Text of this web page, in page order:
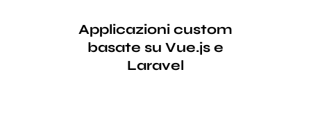
Applicazioni custom
basate su Vue.js e
Laravel